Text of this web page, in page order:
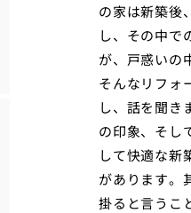
の家は新築後
し、その中で
が、戸惑いの
そんなリフォ
し、話を聞き
の印象、そし
して快適な新
があります。
掛ると言うこ